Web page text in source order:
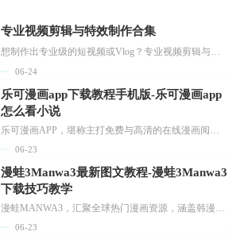
专业视频剪辑与特效制作合集
06-24
乐可漫画app下载教程手机版-乐可漫画app
怎么看小说
乐可漫画APP，堪称主打免费与高清的在线漫画阅读神器。其官方版提供海量完整版漫画资源，无论是国内漫画，还是日漫、韩漫、台漫、美漫等国外漫画，应有尽有，随时供你阅读。只需轻点一下，便能直接进入阅读界面。不仅如此，乐可漫画最新版本更新速度极快，在这里，你总能抢先看到全网一手漫画章节内容！...
06-23
漫蛙3Manwa3最新图文教程-漫蛙3Manwa3
下载技巧教学
漫蛙MANWA3，汇聚全球热门漫画资源，涵盖韩漫、欧美漫画、国漫等多种类型，题材丰富多样，全方位满足用户阅读喜好。它不仅是阅读平台，更是创作平台，为广大用户打造零门槛创作环境。...
06-23